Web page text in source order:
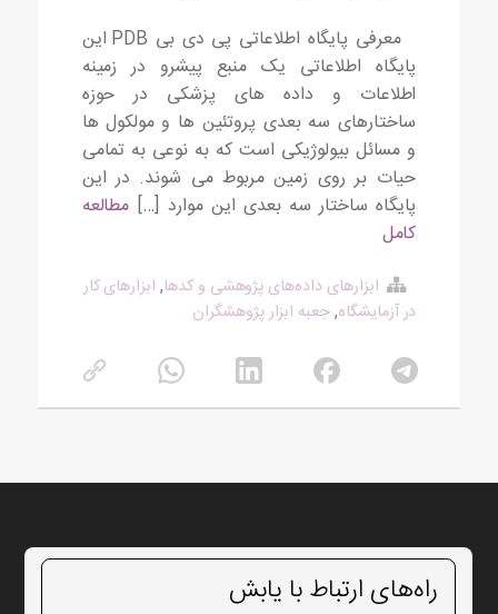
معرفی پایگاه اطلاعاتی پی دی بی PDB این
پایگاه اطلاعاتی یک منبع پیشرو در زمینه
اطلاعات و داده های پزشکی در حوزه
ساختارهای سه بعدی پروتئین ها و مولکول ها
و مسائل بیولوژیکی است که به نوعی به تمامی
حیات بر روی زمین مربوط می شوند. در این
پایگاه ساختار سه بعدی این موارد […] مطالعه
کامل
ابزارهای داده‌های پژوهشی و کدها, ابزارهای کار
در آزمایشگاه,جعبه ابزار پژوهشگران
راه‌های ارتباط با یابش